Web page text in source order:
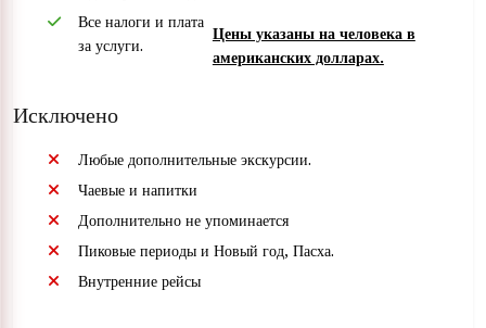
Все налоги и плата
за услуги.
Цены указаны на человека в
американских долларах.
Исключено
Любые дополнительные экскурсии.
Чаевые и напитки
Дополнительно не упоминается
Пиковые периоды и Новый год, Пасха.
Внутренние рейсы